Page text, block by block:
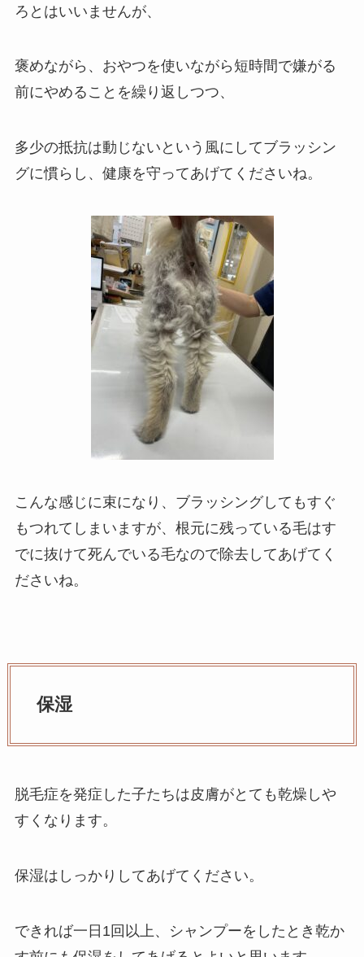
ろとはいいませんが、
褒めながら、おやつを使いながら短時間で嫌がる
前にやめることを繰り返しつつ、
多少の抵抗は動じないという風にしてブラッシン
グに慣らし、健康を守ってあげてくださいね。
こんな感じに束になり、ブラッシングしてもすぐ
もつれてしまいますが、根元に残っている毛はす
でに抜けて死んでいる毛なので除去してあげてく
ださいね。
保湿
脱毛症を発症した子たちは皮膚がとても乾燥しや
すくなります。
保湿はしっかりしてあげてください。
できれば一日1回以上、シャンプーをしたとき乾か